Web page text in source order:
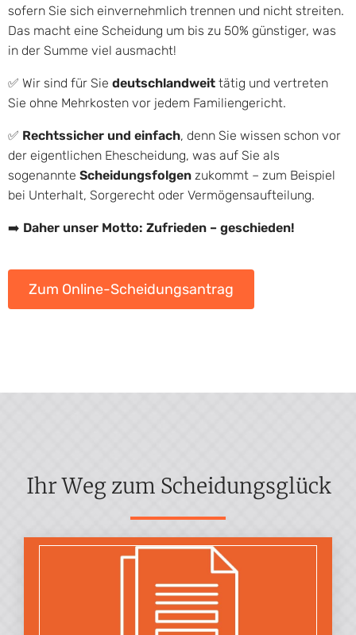
sofern Sie sich einvernehmlich trennen und nicht streiten.
Das macht eine Scheidung um bis zu 50% günstiger, was
in der Summe viel ausmacht!
✅ Wir sind für Sie deutschlandweit tätig und vertreten
Sie ohne Mehrkosten vor jedem Familiengericht.
✅ Rechtssicher und einfach, denn Sie wissen schon vor
der eigentlichen Ehescheidung, was auf Sie als
sogenannte Scheidungsfolgen zukommt – zum Beispiel
bei Unterhalt, Sorgerecht oder Vermögensaufteilung.
➡️ Daher unser Motto: Zufrieden – geschieden!
Zum Online-Scheidungsantrag
Ihr Weg zum Scheidungsglück